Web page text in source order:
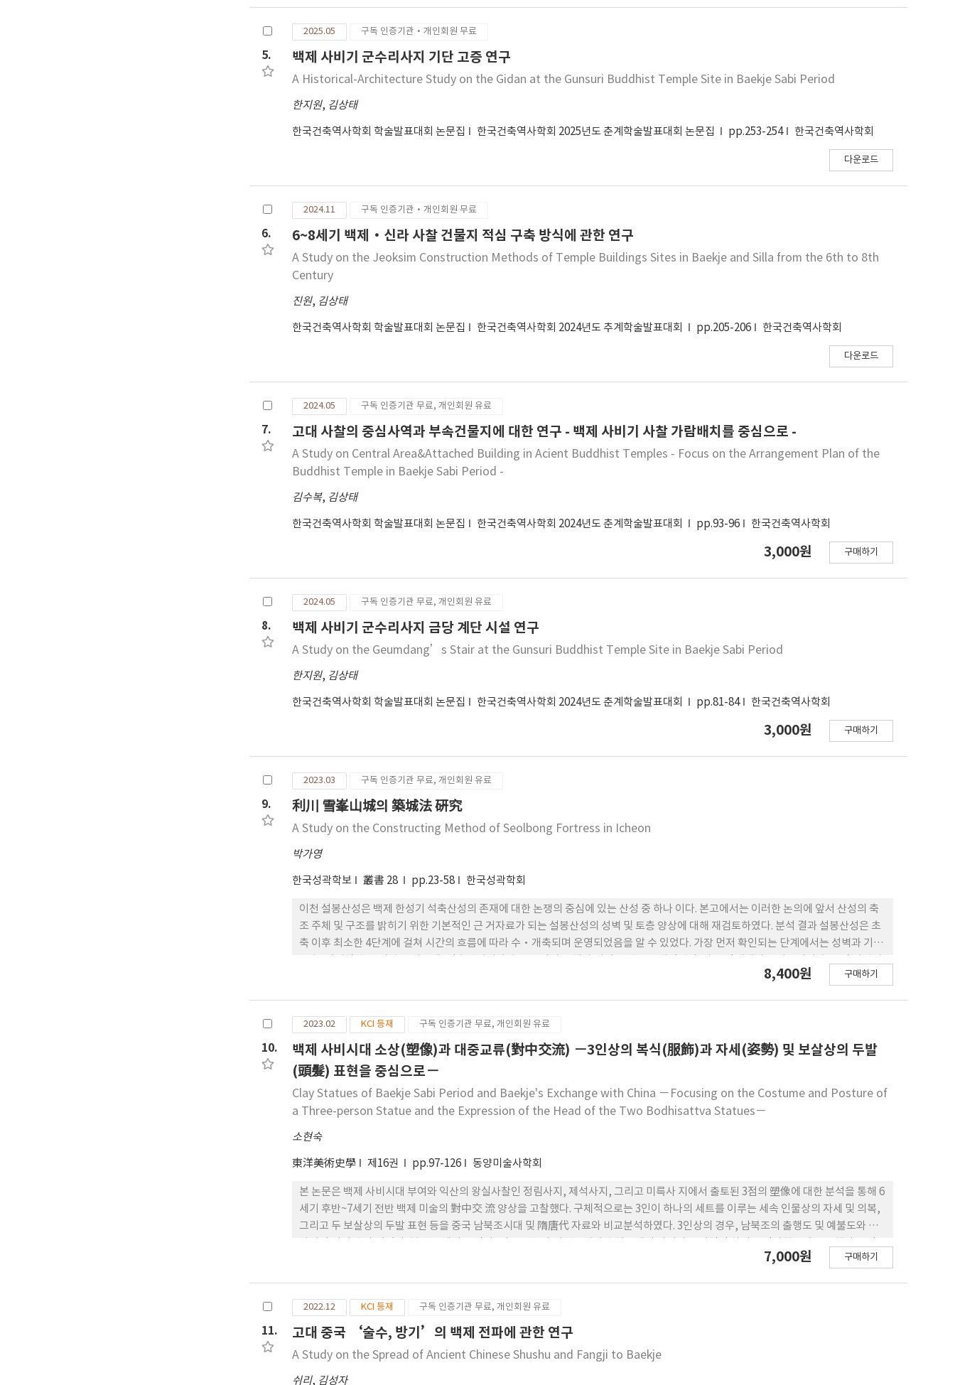
서 출토된 수막새는 지금까지 우리나라에서는 전혀 보이지 않던 신형식으로 지방화된 양식이다. 통일신라의 기와양식을 철저히 배격한
새로운 양식의 수막새를 창안하여 그 지역의 독특한 문화양상을 창출하고 있다.
5.
2025.05 구독 인증기관·개인회원 무료
백제 사비기 군수리사지 기단 고증 연구
A Historical-Architecture Study on the Gidan at the Gunsuri Buddhist Temple Site in Baekje Sabi Period
한지원, 김상태
한국건축역사학회 학술발표대회 논문집 한국건축역사학회 2025년도 춘계학술발표대회 논문집 pp.253-254 한국건축역사학회
다운로드
6.
2024.11 구독 인증기관·개인회원 무료
6~8세기 백제·신라 사찰 건물지 적심 구축 방식에 관한 연구
A Study on the Jeoksim Construction Methods of Temple Buildings Sites in Baekje and Silla from the 6th to 8th
Century
진원, 김상태
한국건축역사학회 학술발표대회 논문집 한국건축역사학회 2024년도 추계학술발표대회 pp.205-206 한국건축역사학회
다운로드
7.
2024.05 구독 인증기관 무료, 개인회원 유료
고대 사찰의 중심사역과 부속건물지에 대한 연구 - 백제 사비기 사찰 가람배치를 중심으로 -
A Study on Central Area&Attached Building in Acient Buddhist Temples - Focus on the Arrangement Plan of the
Buddhist Temple in Baekje Sabi Period -
김수복, 김상태
한국건축역사학회 학술발표대회 논문집 한국건축역사학회 2024년도 춘계학술발표대회 pp.93-96 한국건축역사학회
3,000원 구매하기
8.
2024.05 구독 인증기관 무료, 개인회원 유료
백제 사비기 군수리사지 금당 계단 시설 연구
A Study on the Geumdang’s Stair at the Gunsuri Buddhist Temple Site in Baekje Sabi Period
한지원, 김상태
한국건축역사학회 학술발표대회 논문집 한국건축역사학회 2024년도 춘계학술발표대회 pp.81-84 한국건축역사학회
3,000원 구매하기
9.
2023.03 구독 인증기관 무료, 개인회원 유료
利川 雪峯山城의 築城法 硏究
A Study on the Constructing Method of Seolbong Fortress in Icheon
박가영
한국성곽학보 叢書 28 pp.23-58 한국성곽학회
이천 설봉산성은 백제 한성기 석축산성의 존재에 대한 논쟁의 중심에 있는 산성 중 하나 이다. 본고에서는 이러한 논의에 앞서 산성의 축
조 주체 및 구조를 밝히기 위한 기본적인 근 거자료가 되는 설봉산성의 성벽 및 토층 양상에 대해 재검토하였다. 분석 결과 설봉산성은 초
축 이후 최소한 4단계에 걸쳐 시간의 흐름에 따라 수·개축되며 운영되었음을 알 수 있었다. 가장 먼저 확인되는 단계에서는 성벽과 기단
수·개축이 이루어지며 성 내부 공간의 연약 한 지반을 강화하기 위한 목적으로 부엽층 및 목재를 이용하는 등 대대적으로 산성 안팎이
련성은 확인할 수 없었으나 백제 유구 및 유물이 확인되는 것 역시 분명 한 사실이다. 이는 최소한 산성이 축조되기 이전 해당 공간을 백제
가 점유하고 있었음을 시 사하는 것이며, 고고학적 증명을 위해서는 차후 성 내부 공간 및 치성·북문지 등의 조사시 면밀한 검토가 필요
할 것이다.
8,400원 구매하기
10.
2023.02 KCI 등재 구독 인증기관 무료, 개인회원 유료
백제 사비시대 소상(塑像)과 대중교류(對中交流) －3인상의 복식(服飾)과 자세(姿勢) 및 보살상의 두발
(頭髮) 표현을 중심으로－
Clay Statues of Baekje Sabi Period and Baekje's Exchange with China －Focusing on the Costume and Posture of
a Three-person Statue and the Expression of the Head of the Two Bodhisattva Statues－
소현숙
東洋美術史學 제16권 pp.97-126 동양미술사학회
본 논문은 백제 사비시대 부여와 익산의 왕실사찰인 정림사지, 제석사지, 그리고 미륵사 지에서 출토된 3점의 塑像에 대한 분석을 통해 6
세기 후반~7세기 전반 백제 미술의 對中交 流 양상을 고찰했다. 구체적으로는 3인이 하나의 세트를 이루는 세속 인물상의 자세 및 의복,
그리고 두 보살상의 두발 표현 등을 중국 남북조시대 및 隋唐代 자료와 비교분석하였다. 3인상의 경우, 남북조의 출행도 및 예불도와 유
의 자세, 인물 구성, 侍者의 성별과 역할, 그리고 폐슬과 소매가 넓은 포복의 형태 등에서 나타나는 차이를 실마리로 백제 3인상이 북조가
기 말부터이며, 그 연원은 장안양식과 관련이 있다. 연호형 발 제선은 삼국에서는 7세기에 비로소 등장하며, 이후 통일기 신라에서 유행
한다. 그러므로 백제의 두 사찰 출토 소상에서 출현하는 연호형 발제선은 6세기 말부터 백제가 행한 적극적인 수 당 교류의 결과이자, 백
7,000원 구매하기
11.
2022.12 KCI 등재 구독 인증기관 무료, 개인회원 유료
고대 중국 ‘술수, 방기’의 백제 전파에 관한 연구
A Study on the Spread of Ancient Chinese Shushu and Fangji to Baekje
쉬리, 김성자